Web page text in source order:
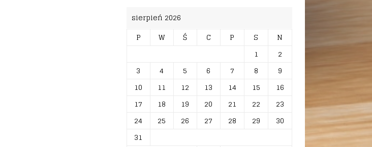
sierpień 2026
P
W Ś C P S N
1
2
3
4 5 6 7 8
9
10
11 12 13 14 15
16
17
18 19 20 21 22
23
24
25 26 27 28 29
30
31